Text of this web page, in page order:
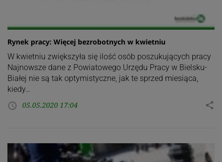
Rynek pracy: Więcej bezrobotnych w kwietniu
W kwietniu zwiększyła się ilość osób poszukujących pracy
Najnowsze dane z Powiatowego Urzędu Pracy w Bielsku-
Białej nie są tak optymistyczne, jak te sprzed miesiąca,
kiedy…
access_time 05.05.2020 17:04 share